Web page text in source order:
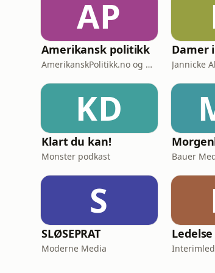
AP
Amerikansk politikk
AmerikanskPolitikk.no og Moderne Media
Damer
Jannicke
KD
Klart du kan!
Monster podkast Bauer
S
SLØSEPRAT
Moderne Media